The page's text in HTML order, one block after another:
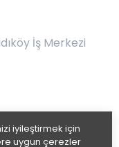
iyileştirmek için
uygun çerezler
İş Merkezi